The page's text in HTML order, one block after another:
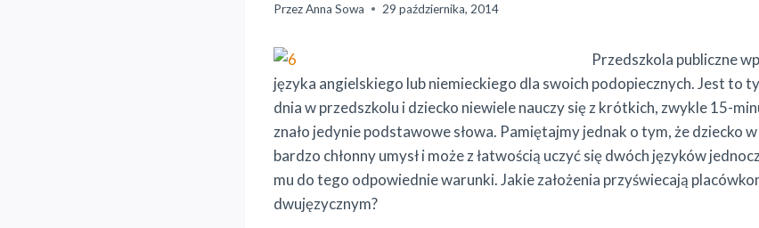
PrzezAnna Sowa 29 października, 2014
Przedszkola publiczne
języka angielskiego lub niemieckiego dla swoich podopiecznych. Jest to
dnia w przedszkolu i dziecko niewiele nauczy się z krótkich, zwykle 15-
znało jedynie podstawowe słowa. Pamiętajmy jednak o tym, że dziecko
bardzo chłonny umysł i może z łatwością uczyć się dwóch języków
mu do tego odpowiednie warunki. Jakie założenia przyświecają
dwujęzycznym?